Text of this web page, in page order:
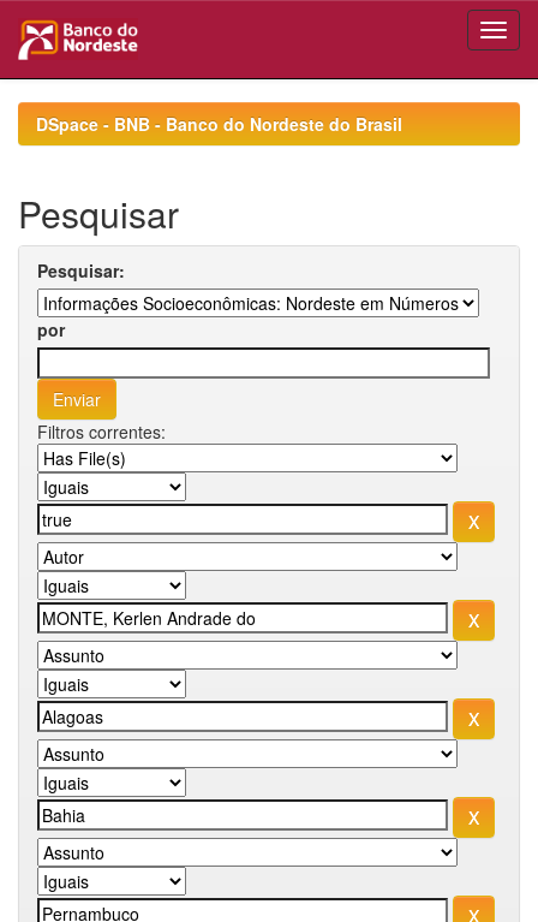
navigationDSpace - BNB - Banco do Nordeste do Brasil
Pesquisar
Pesquisar:
por
Filtros correntes: